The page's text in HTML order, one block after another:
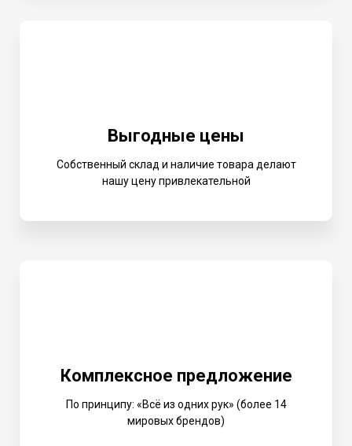
Выгодные цены
Собственный склад и наличие товара делают
нашу цену привлекательной
Комплексное предложение
По принципу: «Всё из одних рук» (более 14
мировых брендов)